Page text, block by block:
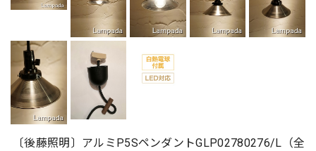
〔後藤照明〕アルミP5SペンダントGLP02780276/L（全